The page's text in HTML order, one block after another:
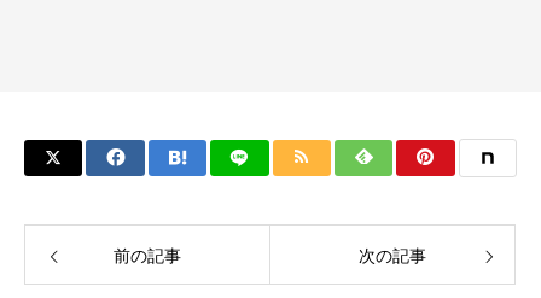
前の記事 次の記事